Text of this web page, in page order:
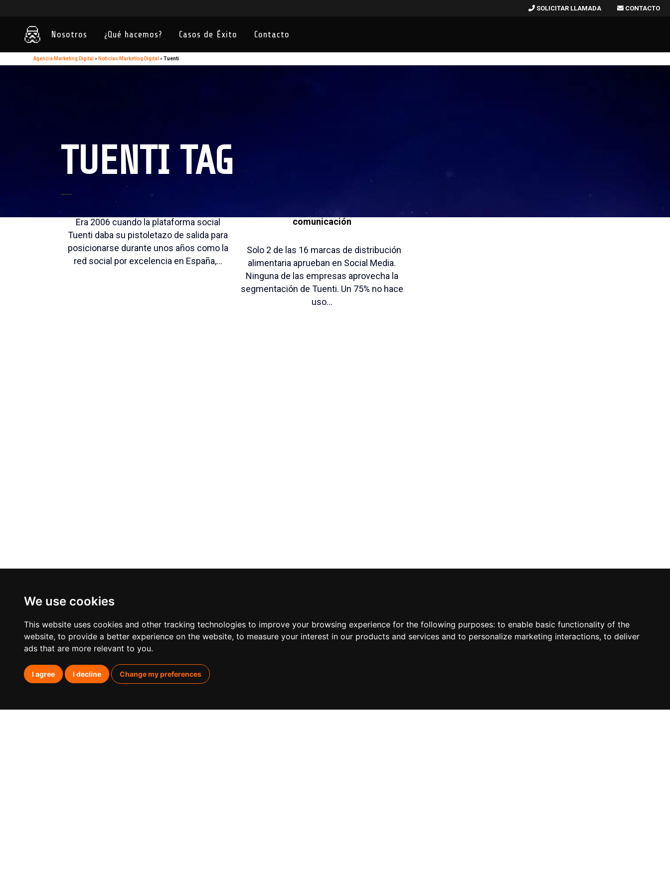
We use cookies
This website uses cookies and other tracking technologies to improve your browsing experience for the following purposes: to enable basic functionality of the
website, to provide a better experience on the website, to measure your interest in our products and services and to personalize marketing interactions, to deliver
ads that are more relevant to you.
I agree I decline Change my preferences
SOLICITAR LLAMADA CONTACTO
Nosotros ¿Qué hacemos? Casos de Éxito Contacto
Agencia Marketing Digital » Noticias Marketing Digital »Tuenti
TUENTI TAG
El largo adiós de la red social Tuenti
Era 2006 cuando la plataforma social
Tuenti daba su pistoletazo de salida para
posicionarse durante unos años como la
red social por excelencia en España,...
comunicación
Solo 2 de las 16 marcas de distribución
alimentaria aprueban en Social Media.
Ninguna de las empresas aprovecha la
segmentación de Tuenti. Un 75% no hace
uso...
Suscríbete a nuestra newsletter